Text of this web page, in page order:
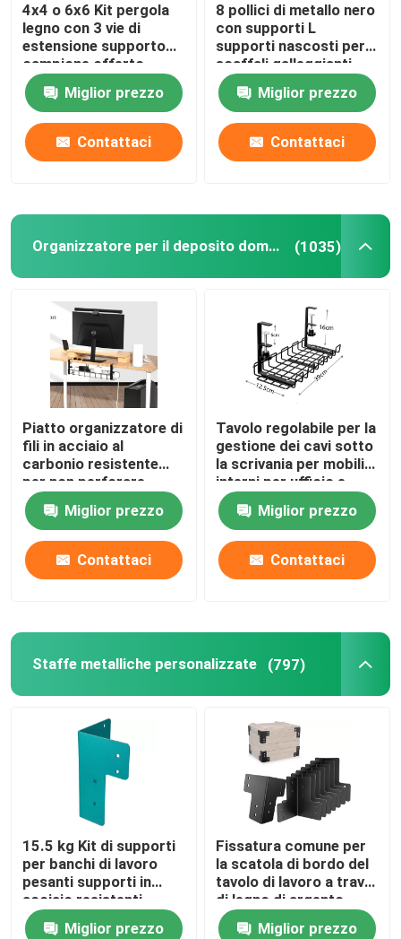
4x4 o 6x6 Kit pergola
legno con 3 vie di
estensione supporto
campione offerto
Miglior prezzo
Contattaci
8 pollici di metallo nero
con supporti L
supporti nascosti per
scaffali galleggianti
Tolleranza 0.02
Miglior prezzo
Contattaci
Organizzatore per il deposito domestico (1035)
Piatto organizzatore di
fili in acciaio al
carbonio resistente
per non perforare
sotto la gestione dei
cavi da scrivania
Miglior prezzo
Contattaci
Tavolo regolabile per la
gestione dei cavi sotto
la scrivania per mobili
interni per ufficio e
salotto
Miglior prezzo
Contattaci
Staffe metalliche personalizzate (797)
15.5 kg Kit di supporti
per banchi di lavoro
pesanti supporti in
acciaio resistenti
rivestiti in polvere
Miglior prezzo
Fissatura comune per
la scatola di bordo del
tavolo di lavoro a trave
di legno di argento
Miglior prezzo